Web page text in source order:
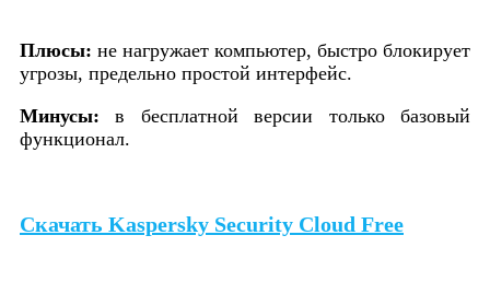
Плюсы: не нагружает компьютер, быстро блокирует
угрозы, предельно простой интерфейс.
Минусы: в бесплатной версии только базовый
функционал.
Скачать Kaspersky Security Cloud Free